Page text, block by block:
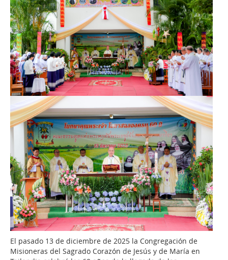
El pasado 13 de diciembre de 2025 la Congregación de
Misioneras del Sagrado Corazón de Jesús y de María en